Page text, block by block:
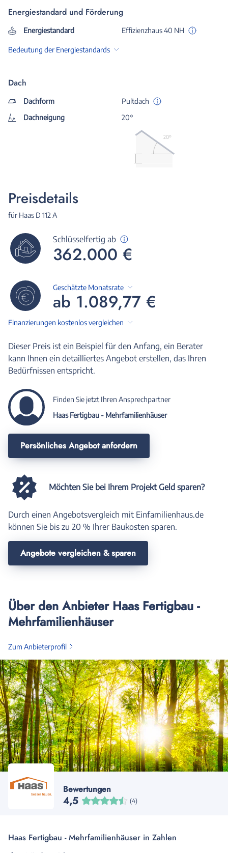
Energiestandard und Förderung
Energiestandard Effizienzhaus 40 NH
Bedeutung der Energiestandards
Dach
Dachform
Pultdach
Dachneigung
20°
20º
Preisdetails
für Haas D 112 A
Schlüsselfertig ab
362.000 €
Geschätzte Monatsrate
ab 1.089,77 €
Finanzierungen kostenlos vergleichen
Dieser Preis ist ein Beispiel für den Anfang, ein Berater
kann Ihnen ein detailliertes Angebot erstellen, das Ihren
Bedürfnissen entspricht.
Finden Sie jetzt Ihren Ansprechpartner
Haas Fertigbau - Mehrfamilienhäuser
Persönliches Angebot anfordern
Möchten Sie bei Ihrem Projekt Geld sparen?
Durch einen Angebotsvergleich mit Einfamilienhaus.de
können Sie bis zu 20 % Ihrer Baukosten sparen.
Angebote vergleichen & sparen
Über den Anbieter Haas Fertigbau -
Mehrfamilienhäuser
Zum Anbieterprofil
Bewertungen
4,5 (4)
Haas Fertigbau - Mehrfamilienhäuser in Zahlen